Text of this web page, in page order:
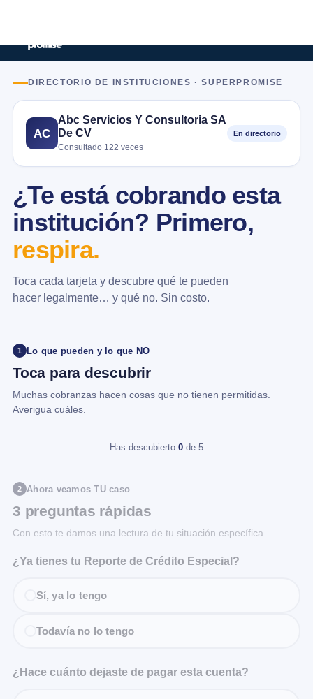
DIRECTORIO DE INSTITUCIONES · SUPERPROMISE
AC
Abc Servicios Y Consultoria SA
De CV
Consultado 122 veces
En directorio
¿Te está cobrando esta
institución? Primero,
respira.
Toca cada tarjeta y descubre qué te pueden
hacer legalmente… y qué no. Sin costo.
1 Lo que pueden y lo que NO
Toca para descubrir
Muchas cobranzas hacen cosas que no tienen permitidas.
Averigua cuáles.
Has descubierto 0 de 5
2 Ahora veamos TU caso
3 preguntas rápidas
Con esto te damos una lectura de tu situación específica.
¿Ya tienes tu Reporte de Crédito Especial?
Sí, ya lo tengo
Todavía no lo tengo
¿Hace cuánto dejaste de pagar esta cuenta?